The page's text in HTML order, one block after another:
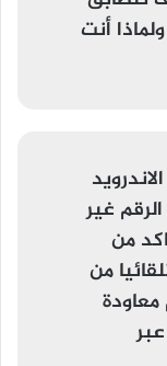
أنت
الرقم غير
من
يضاف تلقائيا من